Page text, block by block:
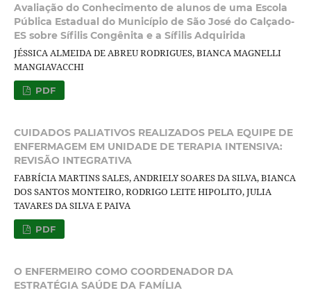
Avaliação do Conhecimento de alunos de uma Escola
Pública Estadual do Município de São José do Calçado-
ES sobre Sífilis Congênita e a Sífilis Adquirida
JÉSSICA ALMEIDA DE ABREU RODRIGUES, BIANCA MAGNELLI
MANGIAVACCHI
PDF
CUIDADOS PALIATIVOS REALIZADOS PELA EQUIPE DE
ENFERMAGEM EM UNIDADE DE TERAPIA INTENSIVA:
REVISÃO INTEGRATIVA
FABRÍCIA MARTINS SALES, ANDRIELY SOARES DA SILVA, BIANCA
DOS SANTOS MONTEIRO, RODRIGO LEITE HIPOLITO, JULIA
TAVARES DA SILVA E PAIVA
PDF
O ENFERMEIRO COMO COORDENADOR DA
ESTRATÉGIA SAÚDE DA FAMÍLIA